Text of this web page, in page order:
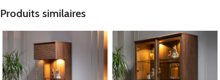
Produits similaires